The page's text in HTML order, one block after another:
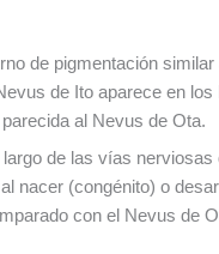
de pigmentación
de Ito aparece en
al Nevus de Ota.
de las vías
nacer (congénito) o
con el Nevus de